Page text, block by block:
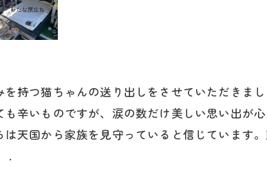
持つ猫ちゃんの送り出しをさせていただきま
辛いものですが、涙の数だけ美しい思い出が
天国から家族を見守っていると信じています
.